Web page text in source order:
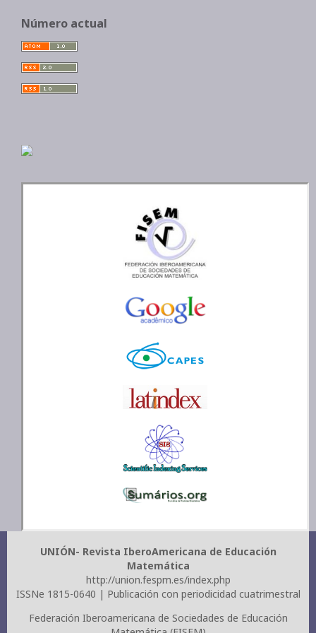
Número actual
UNIÓN- Revista IberoAmericana de Educación
Matemática
http://union.fespm.es/index.php
ISSNe 1815-0640 | Publicación con periodicidad cuatrimestral
Federación Iberoamericana de Sociedades de Educación